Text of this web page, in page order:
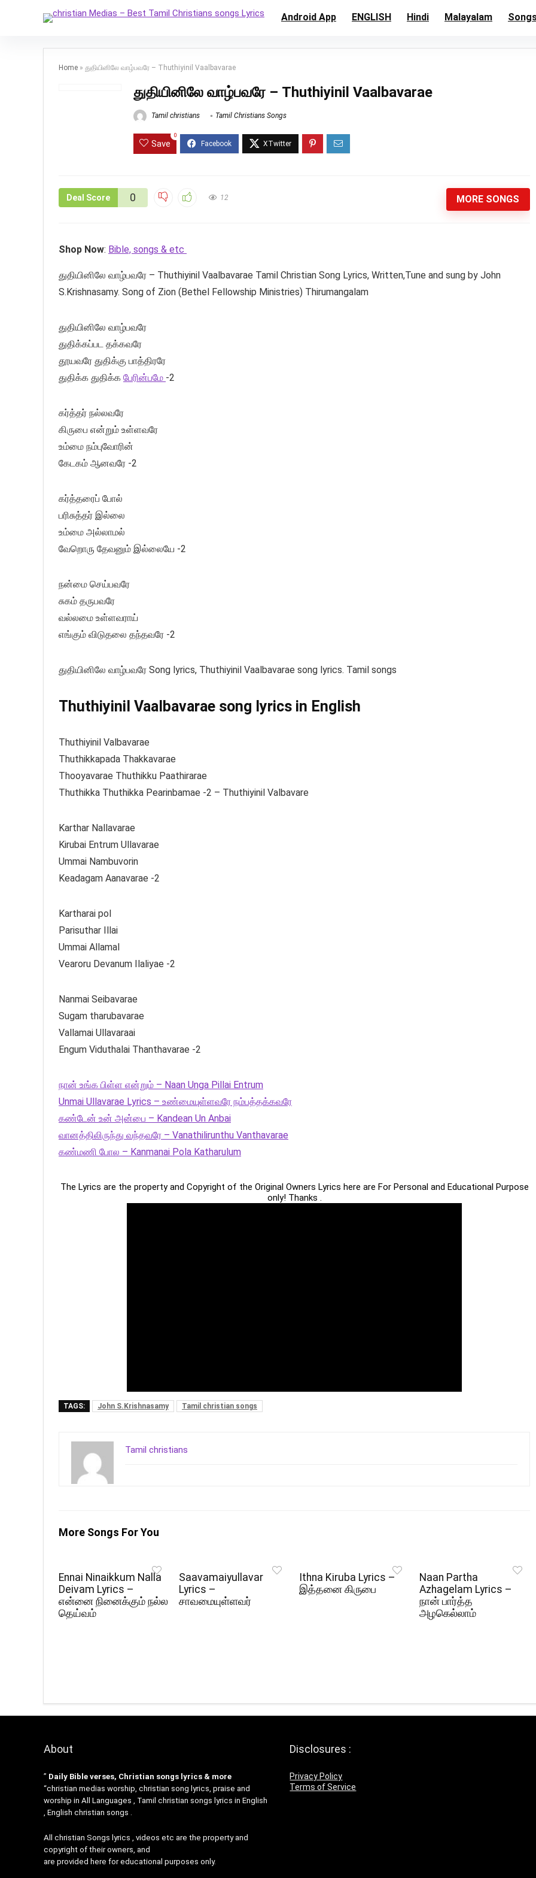
Android App ENGLISH Hindi Malayalam
Home » துதியினிலே வாழ்பவரே – Thuthiyinil Vaalbavarae
துதியினிலே வாழ்பவரே – Thuthiyinil Vaalbavarae
Tamil christians Tamil Christians Songs
Save
0
Deal Score 0 12 MORE SONGS
Shop Now: Bible, songs & etc
துதியினிலே வாழ்பவரே – Thuthiyinil Vaalbavarae Tamil Christian Song Lyrics, Written,Tune and sung by John
S.Krishnasamy. Song of Zion (Bethel Fellowship Ministries) Thirumangalam
துதியினிலே வாழ்பவரே
துதிக்கப்பட தக்கவரே
தூயவரே துதிக்கு பாத்திரரே
துதிக்க துதிக்க பேரின்பமே -2
கர்த்தர் நல்லவரே
கிருபை என்றும் உள்ளவரே
உம்மை நம்புவோரின்
கேடகம் ஆனவரே -2
கர்த்தரைப் போல்
பரிசுத்தர் இல்லை
உம்மை அல்லாமல்
வேறொரு தேவனும் இல்லையே -2
நன்மை செய்பவரே
சுகம் தருபவரே
வல்லமை உள்ளவராய்
எங்கும் விடுதலை தந்தவரே -2
துதியினிலே வாழ்பவரே Song lyrics, Thuthiyinil Vaalbavarae song lyrics. Tamil songs
Thuthiyinil Vaalbavarae song lyrics in English
Thuthiyinil Valbavarae
Thuthikkapada Thakkavarae
Thooyavarae Thuthikku Paathirarae
Thuthikka Thuthikka Pearinbamae -2 – Thuthiyinil Valbavare
Karthar Nallavarae
Kirubai Entrum Ullavarae
Ummai Nambuvorin
Keadagam Aanavarae -2
Kartharai pol
Parisuthar Illai
Ummai Allamal
Vearoru Devanum Ilaliyae -2
Nanmai Seibavarae
Sugam tharubavarae
Vallamai Ullavaraai
Engum Viduthalai Thanthavarae -2
நான் உங்க பிள்ள என்றும் – Naan Unga Pillai Entrum
Unmai Ullavarae Lyrics – உண்மையுள்ளவரே நம்பத்தக்கவரே
கண்டேன் உன் அன்பை – Kandean Un Anbai
வானத்திலிருந்து வந்தவரே – Vanathilirunthu Vanthavarae
கண்மணி போல – Kanmanai Pola Katharulum
The Lyrics are the property and Copyright of the Original Owners Lyrics here are For Personal and Educational Purpose
only! Thanks .
TAGS: John S.Krishnasamy Tamil christian songs
Tamil christians
More Songs For You
Ennai Ninaikkum Nalla
Deivam Lyrics –
என்னை நினைக்கும் நல்ல
தெய்வம்
Saavamaiyullavar
Lyrics –
சாவமையுள்ளவர்
Ithna Kiruba Lyrics –
இத்தனை கிருபை
Naan Partha
Azhagelam Lyrics –
நான் பார்த்த
அழகெல்லாம்
About
” Daily Bible verses, Christian songs lyrics & more
“christian medias worship, christian song lyrics, praise and
worship in All Languages , Tamil christian songs lyrics in English
, English christian songs .
All christian Songs lyrics , videos etc are the property and
copyright of their owners, and
are provided here for educational purposes only.
Disclosures :
Privacy Policy
Terms of Service